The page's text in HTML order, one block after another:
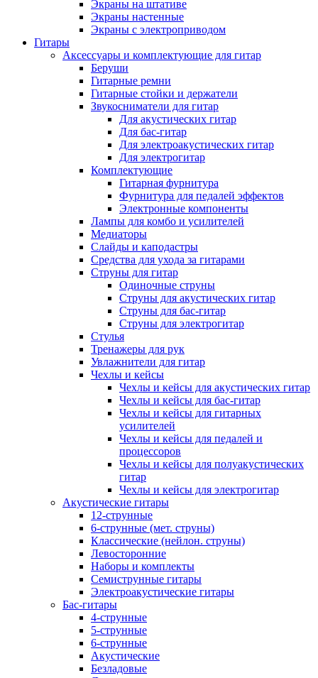
Экраны на штативе
Экраны настенные
Экраны с электроприводом
Гитары
Аксессуары и комплектующие для гитар
Беруши
Гитарные ремни
Гитарные стойки и держатели
Звукосниматели для гитар
Для акустических гитар
Для бас-гитар
Для электроакустических гитар
Для электрогитар
Комплектующие
Гитарная фурнитура
Фурнитура для педалей эффектов
Электронные компоненты
Лампы для комбо и усилителей
Медиаторы
Слайды и каподастры
Средства для ухода за гитарами
Струны для гитар
Одиночные струны
Струны для акустических гитар
Струны для бас-гитар
Струны для электрогитар
Стулья
Тренажеры для рук
Увлажнители для гитар
Чехлы и кейсы
Чехлы и кейсы для акустических гитар
Чехлы и кейсы для бас-гитар
Чехлы и кейсы для гитарных
усилителей
Чехлы и кейсы для педалей и
процессоров
Чехлы и кейсы для полуакустических
гитар
Чехлы и кейсы для электрогитар
Акустические гитары
12-струнные
6-струнные (мет. струны)
Классические (нейлон. струны)
Левосторонние
Наборы и комплекты
Семиструнные гитары
Электроакустические гитары
Бас-гитары
4-струнные
5-струнные
6-струнные
Акустические
Безладовые